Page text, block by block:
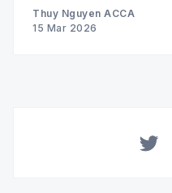
Thuy Nguyen ACCA
15 Mar 2026